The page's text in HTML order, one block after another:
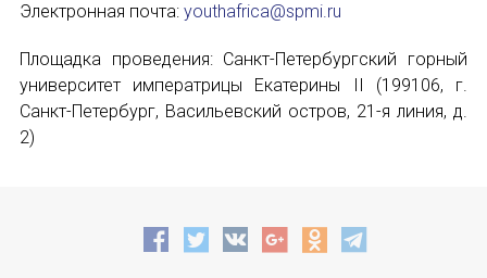
Электронная почта: youthafrica@spmi.ru
Площадка проведения: Санкт-Петербургский горный
университет императрицы Екатерины II (199106, г.
Санкт-Петербург, Васильевский остров, 21-я линия, д.
2)